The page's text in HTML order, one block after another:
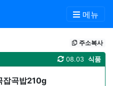
메뉴
주소복사
식품
08.03
잡곡밥210g